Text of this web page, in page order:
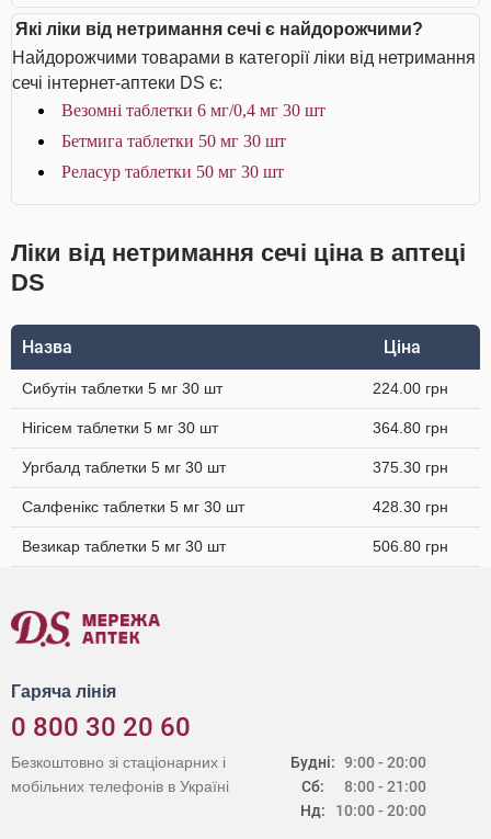
Які ліки від нетримання сечі є найдорожчими?
Найдорожчими товарами в категорії ліки від нетримання
сечі інтернет-аптеки DS є:
Везомні таблетки 6 мг/0,4 мг 30 шт
Бетмига таблетки 50 мг 30 шт
Реласур таблетки 50 мг 30 шт
Ліки від нетримання сечі ціна в аптеці
DS
Назва Ціна
Сибутін таблетки 5 мг 30 шт 224.00 грн
Нігісем таблетки 5 мг 30 шт 364.80 грн
Ургбалд таблетки 5 мг 30 шт 375.30 грн
Салфенікс таблетки 5 мг 30 шт 428.30 грн
Везикар таблетки 5 мг 30 шт 506.80 грн
Гаряча лінія
0 800 30 20 60
Будні:
Сб:
Нд:
9:00 - 20:00
8:00 - 21:00
10:00 - 20:00
Безкоштовно зі стаціонарних і
мобільних телефонів в Україні